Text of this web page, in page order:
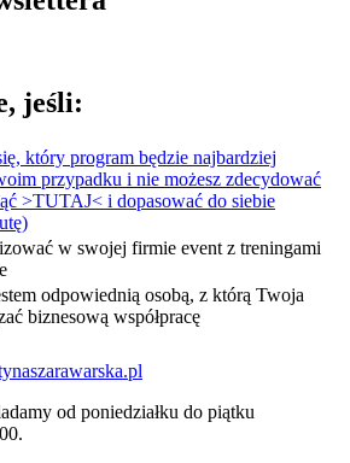
jeśli:
który program będzie najbardziej
przypadku i nie możesz zdecydować
>TUTAJ< i dopasować do siebie
w swojej firmie event z treningami
odpowiednią osobą, z którą Twoja
biznesową współpracę
od poniedziałku do piątku